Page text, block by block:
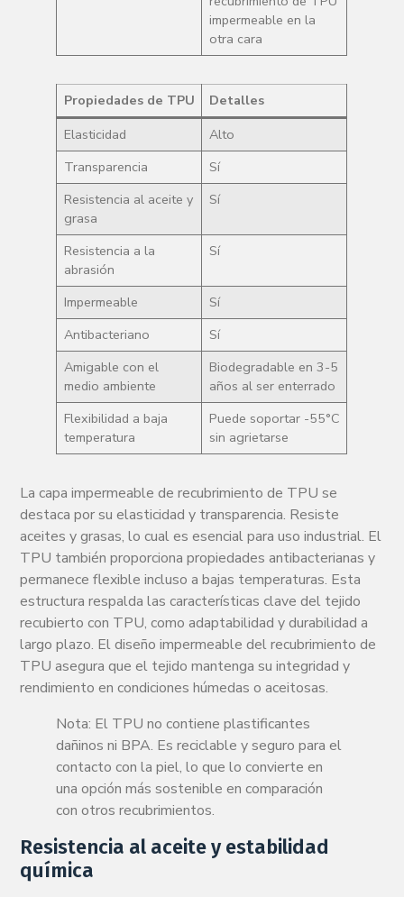
impermeable en la
otra cara
Propiedades de TPU
Detalles
Elasticidad
Alto
Transparencia
Sí
Resistencia al aceite y
grasa
Sí
Resistencia a la
abrasión
Sí
Impermeable
Sí
Antibacteriano
Sí
Amigable con el
medio ambiente
Biodegradable en 3-5
años al ser enterrado
Flexibilidad a baja
temperatura
Puede soportar -55°C
sin agrietarse
La capa impermeable de recubrimiento de TPU se
destaca por su elasticidad y transparencia. Resiste
aceites y grasas, lo cual es esencial para uso industrial. El
TPU también proporciona propiedades antibacterianas y
permanece flexible incluso a bajas temperaturas. Esta
estructura respalda las características clave del tejido
recubierto con TPU, como adaptabilidad y durabilidad a
largo plazo. El diseño impermeable del recubrimiento de
TPU asegura que el tejido mantenga su integridad y
rendimiento en condiciones húmedas o aceitosas.
Nota: El TPU no contiene plastificantes
dañinos ni BPA. Es reciclable y seguro para el
contacto con la piel, lo que lo convierte en
una opción más sostenible en comparación
con otros recubrimientos.
Resistencia al aceite y estabilidad
química